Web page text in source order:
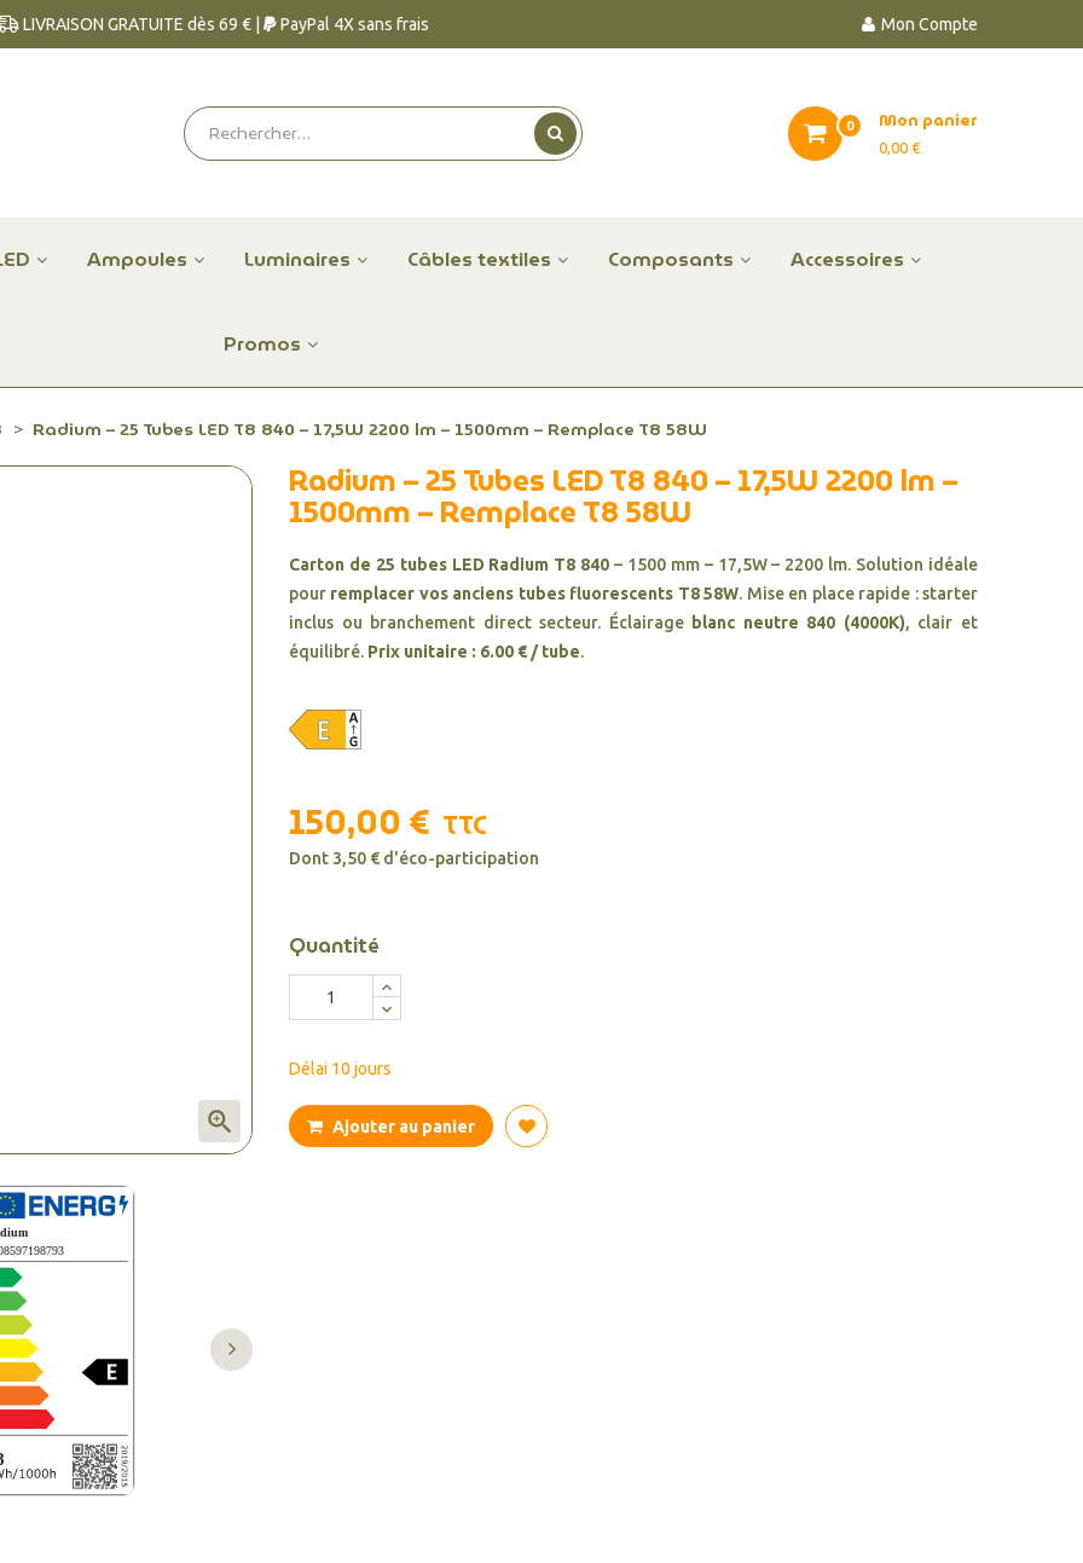
Mon Compte
LIVRAISON GRATUITE dès 69 € | PayPal 4X sans frais
Mon panier
0,00 €
0
Ampoules Luminaires Câbles textiles Composants Accessoires
Promos
Radium – 25 Tubes LED T8 840 – 17,5W 2200 lm – 1500mm – Remplace T8 58W

Radium – 25 Tubes LED T8 840 – 17,5W 2200 lm –
1500mm – Remplace T8 58W
Carton de 25 tubes LED Radium T8 840 – 1500 mm – 17,5W – 2200 lm. Solution idéale
pour remplacer vos anciens tubes fluorescents T8 58W. Mise en place rapide : starter
inclus ou branchement direct secteur. Éclairage blanc neutre 840 (4000K), clair et
équilibré. Prix unitaire : 6.00 € / tube.
150,00 € TTC
Dont 3,50 € d'éco-participation
Quantité
Délai 10 jours
Ajouter au panier